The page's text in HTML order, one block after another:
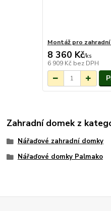
Montáž pro
8 360 Kč/ks
6 909 Kč bez DPH
Zahradní domek z
Nářaďové zahradní domky
Nářaďové domky Palmako